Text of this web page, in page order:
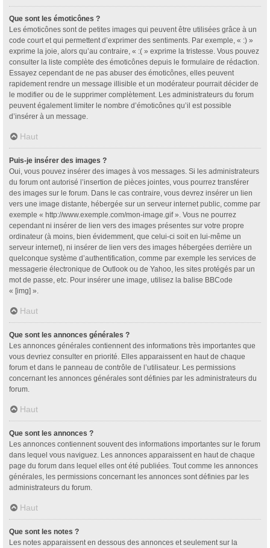
Que sont les émoticônes ?
Les émoticônes sont de petites images qui peuvent être utilisées grâce à un
code court et qui permettent d’exprimer des sentiments. Par exemple, « :) »
exprime la joie, alors qu’au contraire, « :( » exprime la tristesse. Vous pouvez
consulter la liste complète des émoticônes depuis le formulaire de rédaction.
Essayez cependant de ne pas abuser des émoticônes, elles peuvent
rapidement rendre un message illisible et un modérateur pourrait décider de
le modifier ou de le supprimer complètement. Les administrateurs du forum
peuvent également limiter le nombre d’émoticônes qu’il est possible
d’insérer à un message.
Haut
Puis-je insérer des images ?
Oui, vous pouvez insérer des images à vos messages. Si les administrateurs
du forum ont autorisé l’insertion de pièces jointes, vous pourrez transférer
des images sur le forum. Dans le cas contraire, vous devrez insérer un lien
vers une image distante, hébergée sur un serveur internet public, comme par
exemple « http://www.exemple.com/mon-image.gif ». Vous ne pourrez
cependant ni insérer de lien vers des images présentes sur votre propre
ordinateur (à moins, bien évidemment, que celui-ci soit en lui-même un
serveur internet), ni insérer de lien vers des images hébergées derrière un
quelconque système d’authentification, comme par exemple les services de
messagerie électronique de Outlook ou de Yahoo, les sites protégés par un
mot de passe, etc. Pour insérer une image, utilisez la balise BBCode
« [img] ».
Haut
Que sont les annonces générales ?
Les annonces générales contiennent des informations très importantes que
vous devriez consulter en priorité. Elles apparaissent en haut de chaque
forum et dans le panneau de contrôle de l’utilisateur. Les permissions
concernant les annonces générales sont définies par les administrateurs du
forum.
Haut
Que sont les annonces ?
Les annonces contiennent souvent des informations importantes sur le forum
dans lequel vous naviguez. Les annonces apparaissent en haut de chaque
page du forum dans lequel elles ont été publiées. Tout comme les annonces
générales, les permissions concernant les annonces sont définies par les
administrateurs du forum.
Haut
Que sont les notes ?
Les notes apparaissent en dessous des annonces et seulement sur la